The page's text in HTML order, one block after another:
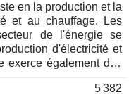
en la production et la
et au chauffage. Les
de l'énergie se
d'électricité et
exerce également des
éolienne et l'énergie
5 382